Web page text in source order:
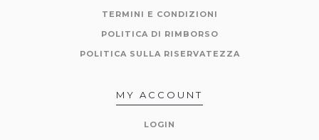
TERMINI E CONDIZIONI
POLITICA DI RIMBORSO
POLITICA SULLA RISERVATEZZA
MY ACCOUNT
LOGIN